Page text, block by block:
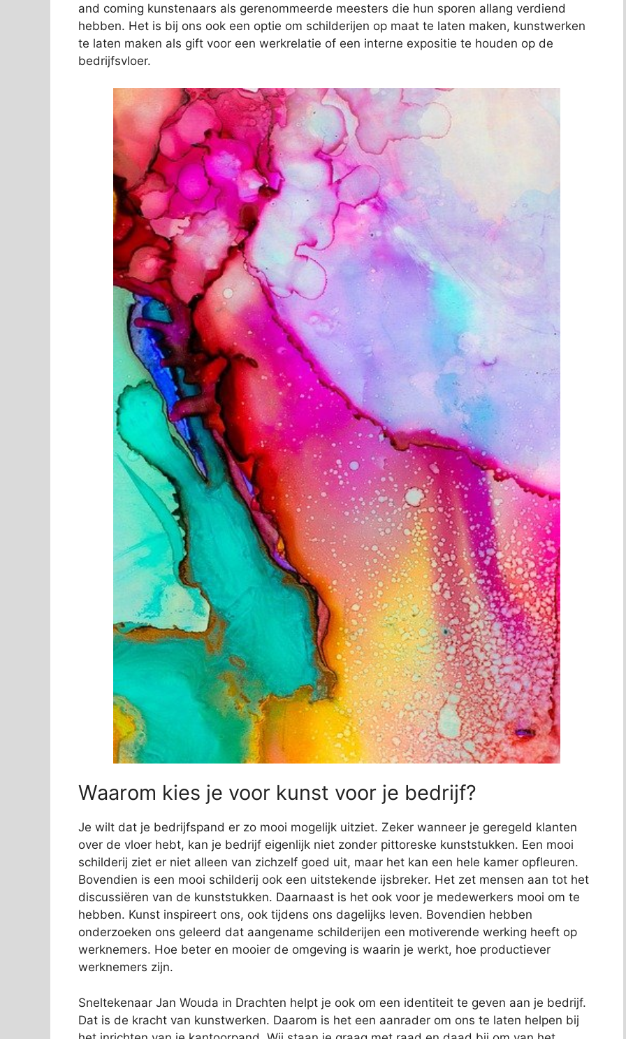
and coming kunstenaars als gerenommeerde meesters die hun sporen allang verdiend
hebben. Het is bij ons ook een optie om schilderijen op maat te laten maken, kunstwerken
te laten maken als gift voor een werkrelatie of een interne expositie te houden op de
bedrijfsvloer.
Waarom kies je voor kunst voor je bedrijf?
Je wilt dat je bedrijfspand er zo mooi mogelijk uitziet. Zeker wanneer je geregeld klanten
over de vloer hebt, kan je bedrijf eigenlijk niet zonder pittoreske kunststukken. Een mooi
schilderij ziet er niet alleen van zichzelf goed uit, maar het kan een hele kamer opfleuren.
Bovendien is een mooi schilderij ook een uitstekende ijsbreker. Het zet mensen aan tot het
discussiëren van de kunststukken. Daarnaast is het ook voor je medewerkers mooi om te
hebben. Kunst inspireert ons, ook tijdens ons dagelijks leven. Bovendien hebben
onderzoeken ons geleerd dat aangename schilderijen een motiverende werking heeft op
werknemers. Hoe beter en mooier de omgeving is waarin je werkt, hoe productiever
werknemers zijn.
Sneltekenaar Jan Wouda in Drachten helpt je ook om een identiteit te geven aan je bedrijf.
Dat is de kracht van kunstwerken. Daarom is het een aanrader om ons te laten helpen bij